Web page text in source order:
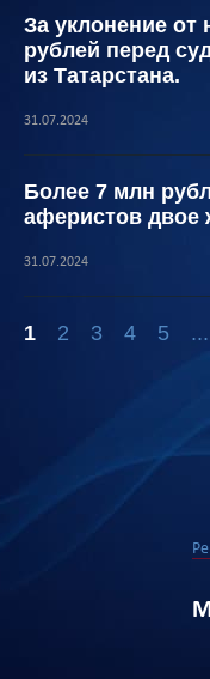
За уклонение от
рублей перед
из Татарстана.
31.07.2024
Более 7 млн
аферистов двое
31.07.2024
1 2 3 4 5 ...